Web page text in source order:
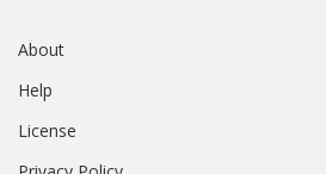
About
Help
License